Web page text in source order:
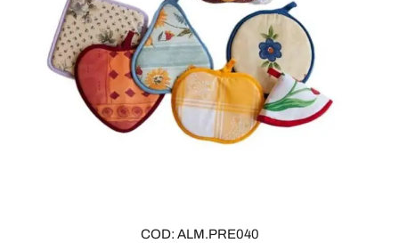
COD: ALM.PRE040